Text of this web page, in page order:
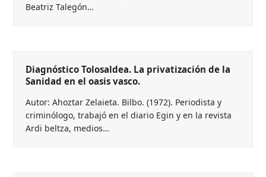
Beatriz Talegón…
Diagnóstico Tolosaldea. La privatización de la
Sanidad en el oasis vasco.
Autor: Ahoztar Zelaieta. Bilbo. (1972). Periodista y
criminólogo, trabajó en el diario Egin y en la revista
Ardi beltza, medios…